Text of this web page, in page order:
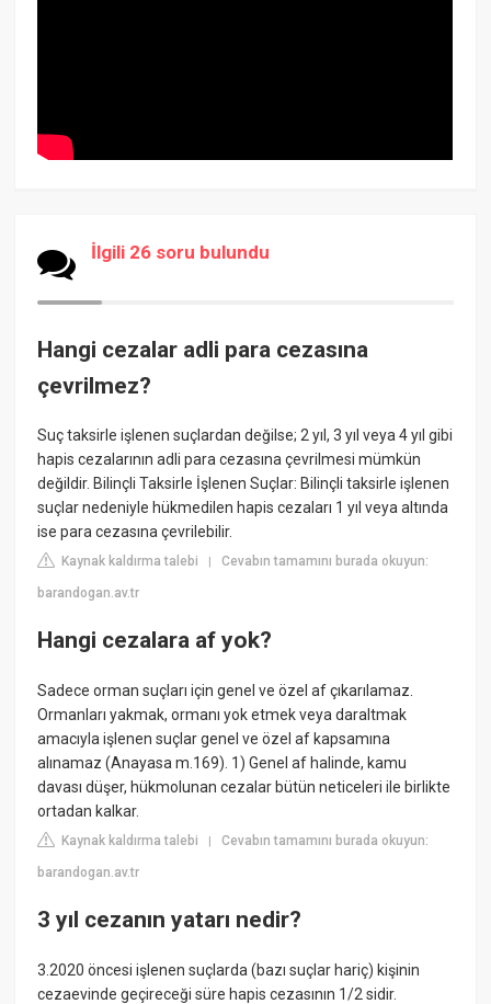
İlgili 26 soru bulundu
Hangi cezalar adli para cezasına
çevrilmez?
Suç taksirle işlenen suçlardan değilse; 2 yıl, 3 yıl veya 4 yıl gibi
hapis cezalarının adli para cezasına çevrilmesi mümkün
değildir. Bilinçli Taksirle İşlenen Suçlar: Bilinçli taksirle işlenen
suçlar nedeniyle hükmedilen hapis cezaları 1 yıl veya altında
ise para cezasına çevrilebilir.
Kaynak kaldırma talebi |Cevabın tamamını burada okuyun:
barandogan.av.tr
Hangi cezalara af yok?
Sadece orman suçları için genel ve özel af çıkarılamaz.
Ormanları yakmak, ormanı yok etmek veya daraltmak
amacıyla işlenen suçlar genel ve özel af kapsamına
alınamaz (Anayasa m.169). 1) Genel af halinde, kamu
davası düşer, hükmolunan cezalar bütün neticeleri ile birlikte
ortadan kalkar.
Kaynak kaldırma talebi |Cevabın tamamını burada okuyun:
barandogan.av.tr
3 yıl cezanın yatarı nedir?
3.2020 öncesi işlenen suçlarda (bazı suçlar hariç) kişinin
cezaevinde geçireceği süre hapis cezasının 1/2 sidir.